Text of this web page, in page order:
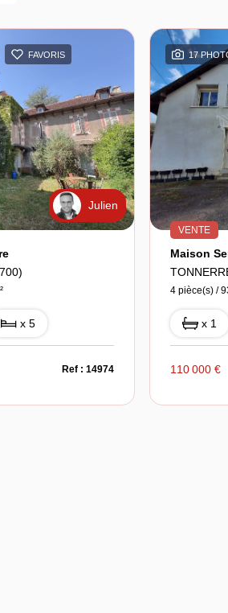
FAVORIS
Julien
x 5
Ref : 14974
17
VENTE
Maison
4 pièce(s) /
x 1
110 000 €